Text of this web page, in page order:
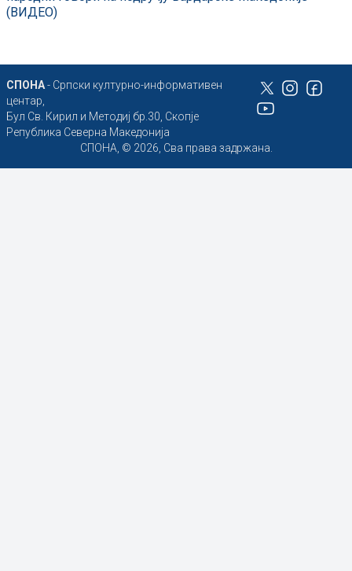
(ВИДЕО)
СПОНА- Српски културно-информативен
центар,
Бул Св. Кирил и Методиј бр.30, Скопје
Република Северна Македонија
СПОНА, © 2026, Сва права задржана.